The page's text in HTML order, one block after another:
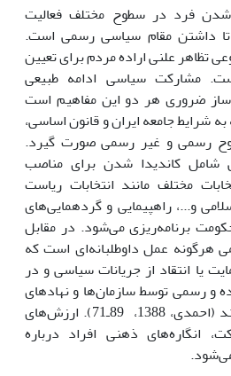
فرد در سطوح مختلف فعالیت
داشتن مقام سیاسى رسمى است.
تظاهر علنى اراده مردم براى تعیین
مشارکت سیاسى ادامه طبیعى
ضرورى هر دو این مفاهیم است
92). با توجه به شرایط جامعه ایران و قانون اساسى،
رسمى و غیر رسمى صورت گیرد.
کاندیدا شدن براى مناصب
مختلف مانند انتخابات ریاست
و...، راهپیمایى و گردهمایى‌هاى
برنامه‌ریزى مى‌شود. در مقابل
عمل داوطلبانه‌اى است که
یا انتقاد از جریانات سیاسى و در
و رسمى توسط سازمان‌ها و نهادهاى
رسمى کشور انجام مى‌دهند (احمدى، 1388، 89ـ71). ارزش‌هاى
انگاره‌هاى ذهنى افراد درباره